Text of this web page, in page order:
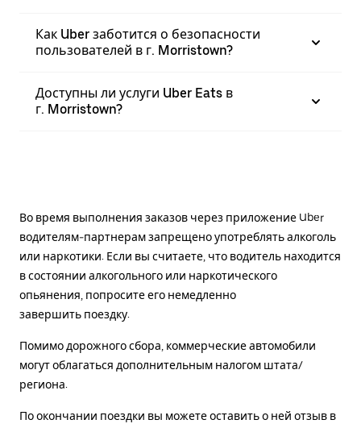
Как Uber заботится о безопасности
пользователей в г. Morristown?
Доступны ли услуги Uber Eats в
г. Morristown?
Во время выполнения заказов через приложение Uber
водителям-партнерам запрещено употреблять алкоголь
или наркотики. Если вы считаете, что водитель находится
в состоянии алкогольного или наркотического
опьянения, попросите его немедленно
завершить поездку.
Помимо дорожного сбора, коммерческие автомобили
могут облагаться дополнительным налогом штата/
региона.
По окончании поездки вы можете оставить о ней отзыв в